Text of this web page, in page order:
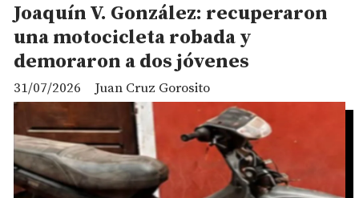
Joaquín V. González: recuperaron
una motocicleta robada y
demoraron a dos jóvenes
Juan Cruz Gorosito
31/07/2026